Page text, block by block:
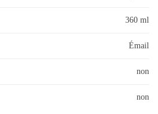
360 ml
Émail
non
non